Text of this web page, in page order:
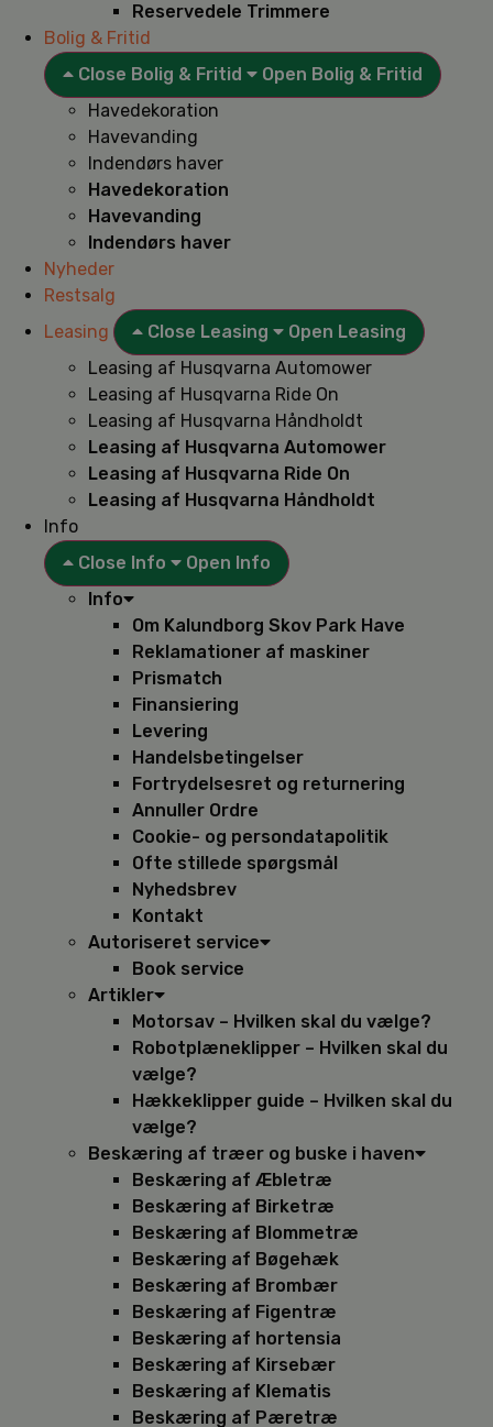
Reservedele Trimmere
Bolig & Fritid
Close Bolig & Fritid
Open Bolig & Fritid
Havedekoration
Havevanding
Indendørs haver
Havedekoration
Havevanding
Indendørs haver
Nyheder
Restsalg
Leasing
Close Leasing
Open Leasing
Leasing af Husqvarna Automower
Leasing af Husqvarna Ride On
Leasing af Husqvarna Håndholdt
Leasing af Husqvarna Automower
Leasing af Husqvarna Ride On
Leasing af Husqvarna Håndholdt
Info
Close Info
Open Info
Info
Om Kalundborg Skov Park Have
Reklamationer af maskiner
Prismatch
Finansiering
Levering
Handelsbetingelser
Fortrydelsesret og returnering
Annuller Ordre
Cookie- og persondatapolitik
Ofte stillede spørgsmål
Nyhedsbrev
Kontakt
Autoriseret service
Book service
Artikler
Motorsav – Hvilken skal du vælge?
Robotplæneklipper – Hvilken skal du
vælge?
Hækkeklipper guide – Hvilken skal du
vælge?
Beskæring af træer og buske i haven
Beskæring af Æbletræ
Beskæring af Birketræ
Beskæring af Blommetræ
Beskæring af Bøgehæk
Beskæring af Brombær
Beskæring af Figentræ
Beskæring af hortensia
Beskæring af Kirsebær
Beskæring af Klematis
Beskæring af Pæretræ